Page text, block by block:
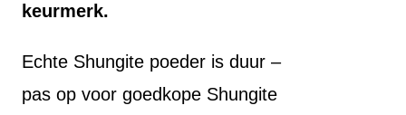
keurmerk.
Echte Shungite poeder is duur –
pas op voor goedkope Shungite